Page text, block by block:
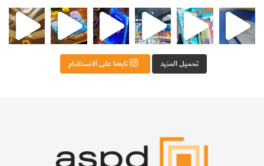
لشؤون الش
من الأعماق نكتشف ومن الكتب نتعلّم
⁨ ⁨ نتشرف بدعوتكم لزيارة جناح التقدم العلمي للنشر ⁨ رجعنا! ما كنّا بعيد! مجهزين لكم كل جديد!⁩
تحميل المزيد تابعنا على الانستقرام